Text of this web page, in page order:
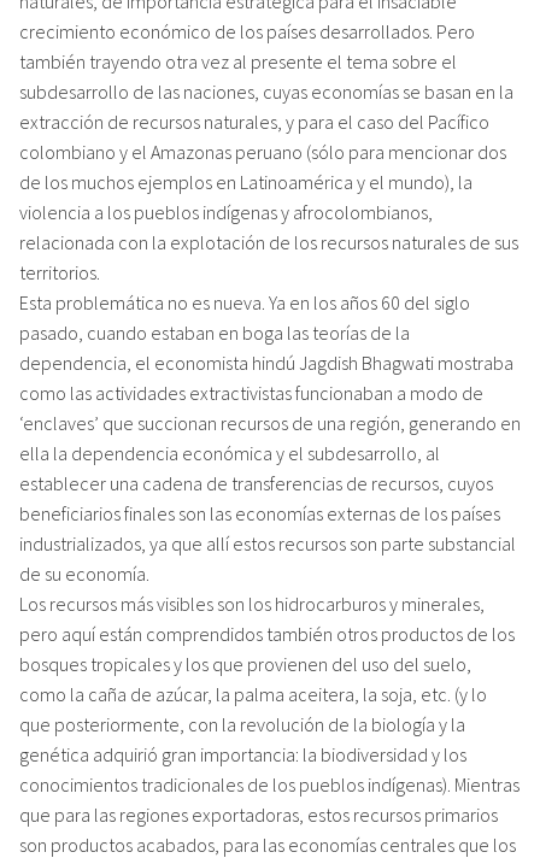
crecimiento económico de los países desarrollados. Pero
también trayendo otra vez al presente el tema sobre el
subdesarrollo de las naciones, cuyas economías se basan en la
extracción de recursos naturales, y para el caso del Pacífico
colombiano y el Amazonas peruano (sólo para mencionar dos
de los muchos ejemplos en Latinoamérica y el mundo), la
violencia a los pueblos indígenas y afrocolombianos,
relacionada con la explotación de los recursos naturales de sus
territorios.
Esta problemática no es nueva. Ya en los años 60 del siglo
pasado, cuando estaban en boga las teorías de la
dependencia, el economista hindú Jagdish Bhagwati mostraba
como las actividades extractivistas funcionaban a modo de
‘enclaves’ que succionan recursos de una región, generando en
ella la dependencia económica y el subdesarrollo, al
establecer una cadena de transferencias de recursos, cuyos
beneficiarios finales son las economías externas de los países
industrializados, ya que allí estos recursos son parte substancial
de su economía.
Los recursos más visibles son los hidrocarburos y minerales,
pero aquí están comprendidos también otros productos de los
bosques tropicales y los que provienen del uso del suelo,
como la caña de azúcar, la palma aceitera, la soja, etc. (y lo
que posteriormente, con la revolución de la biología y la
genética adquirió gran importancia: la biodiversidad y los
conocimientos tradicionales de los pueblos indígenas). Mientras
que para las regiones exportadoras, estos recursos primarios
son productos acabados, para las economías centrales que los